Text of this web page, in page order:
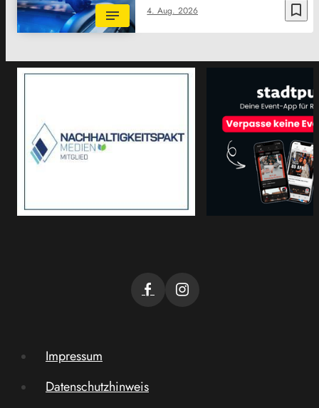
bookmark_border
4. Aug. 2026
Impressum
Datenschutzhinweis